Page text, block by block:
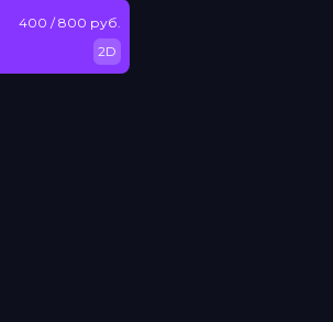
400 / 800 руб.
2D